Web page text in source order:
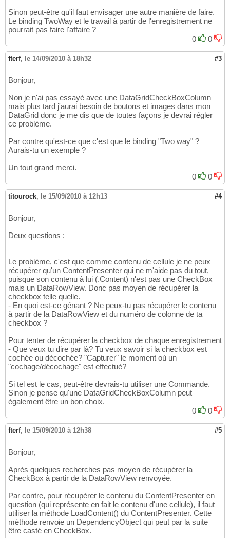
35
36
37
39
40
41
42
43
44
45
46
47
48
49
50
52
54
public static T GetVisualChild<T>(
{
int numVisuals =
for
(int i = ; i < numVisuals; i++)
{
        child = v
child == null )
{
          child = GetVisualChild<T>
(v);
{
break
}
}
Sinon peut-être qu'il faut envisager une autre manière de faire.
Le binding TwoWay et le travail à partir de l'enregistrement ne
pourrait pas faire l'affaire ?
0
0
fterf, le 14/09/2010 à 18h32 #3
Bonjour,
Non je n'ai pas essayé avec une DataGridCheckBoxColumn
mais plus tard j'aurai besoin de boutons et images dans mon
DataGrid donc je me dis que de toutes façons je devrai régler
ce problème.
Par contre qu'est-ce que c'est que le binding "Two way" ?
Aurais-tu un exemple ?
Un tout grand merci.
0
0
titourock, le 15/09/2010 à 12h13 #4
Bonjour,
Deux questions :
Le problème, c'est que comme contenu de cellule je ne peux
récupérer qu'un ContentPresenter qui ne m'aide pas du tout,
puisque son contenu à lui (.Content) n'est pas une CheckBox
mais un DataRowView. Donc pas moyen de récupérer la
checkbox telle quelle.
- En quoi est-ce génant ? Ne peux-tu pas récupérer le contenu
à partir de la DataRowView et du numéro de colonne de ta
checkbox ?
Pour tenter de récupérer la checkbox de chaque enregistrement
- Que veux tu dire par là? Tu veux savoir si la checkbox est
cochée ou décochée? "Capturer" le moment où un
"cochage/décochage" est effectué?
Si tel est le cas, peut-être devrais-tu utiliser une Commande.
Sinon je pense qu'une DataGridCheckBoxColumn peut
également être un bon choix.
0
0
fterf, le 15/09/2010 à 12h38 #5
Bonjour,
Après quelques recherches pas moyen de récupérer la
CheckBox à partir de la DataRowView renvoyée.
Par contre, pour récupérer le contenu du ContentPresenter en
question (qui représente en fait le contenu d'une cellule), il faut
utiliser la méthode LoadContent() du ContentPresenter. Cette
méthode renvoie un DependencyObject qui peut par la suite
être casté en CheckBox.